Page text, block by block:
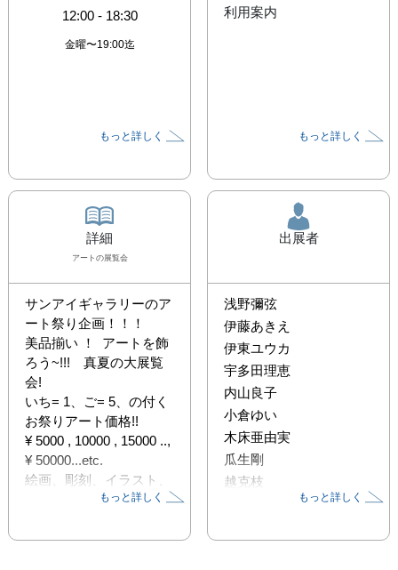
12:00- 18:30
金曜〜19:00迄
もっと詳しく
利用案内
もっと詳しく
詳細
アート の展覧会
サンアイギャラリーのア
ート祭り企画！！！
美品揃い ！  アートを飾
ろう~!!!　真夏の大展覧
会!
いち= 1、ご= 5、の付く
お祭りアート価格!!
¥ 5000 , 10000 , 15000 ..,
¥ 50000...etc.
絵画、彫刻、イラスト、
器、アクセサリー、オブ
など、勢揃いです。
もっと詳しく
出展者
浅野彌弦
伊藤あきえ
伊東ユウカ
宇多田理恵
内山良子
小倉ゆい
木床亜由実
瓜生剛
越克枝
もっと詳しく